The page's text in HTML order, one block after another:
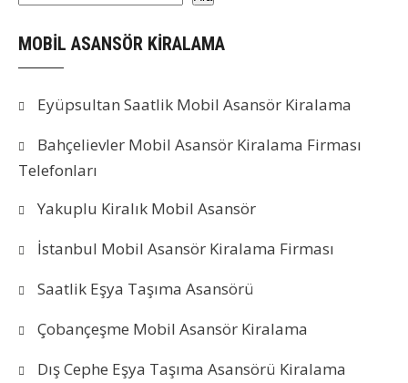
MOBİL ASANSÖR KİRALAMA
Eyüpsultan Saatlik Mobil Asansör Kiralama
Bahçelievler Mobil Asansör Kiralama Firması
Telefonları
Yakuplu Kiralık Mobil Asansör
İstanbul Mobil Asansör Kiralama Firması
Saatlik Eşya Taşıma Asansörü
Çobançeşme Mobil Asansör Kiralama
Dış Cephe Eşya Taşıma Asansörü Kiralama